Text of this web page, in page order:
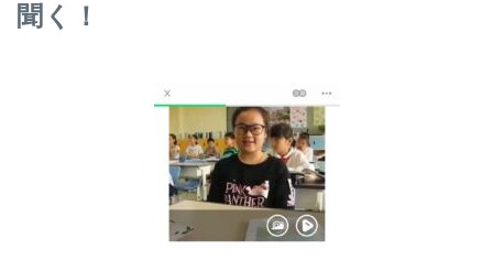
聞く！